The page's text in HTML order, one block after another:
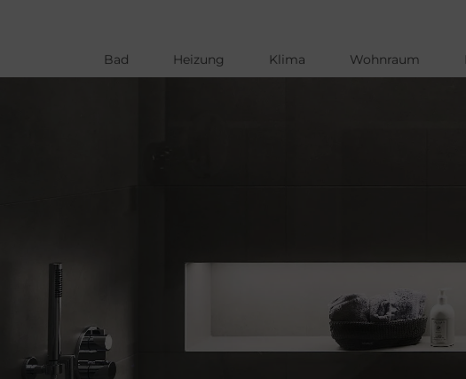
Bad Heizung Klima Wohnraum